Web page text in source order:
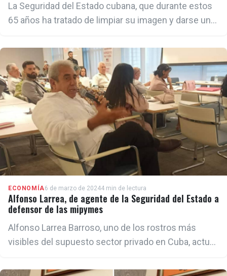
La Seguridad del Estado cubana, que durante estos
65 años ha tratado de limpiar su imagen y darse un
nuestra historia.
ECONOMÍA6 de marzo de 20244 min de lectura
Alfonso Larrea, de agente de la Seguridad del Estado a
defensor de las mipymes
Alfonso Larrea Barroso, uno de los rostros más
visibles del supuesto sector privado en Cuba, actuó
cubana